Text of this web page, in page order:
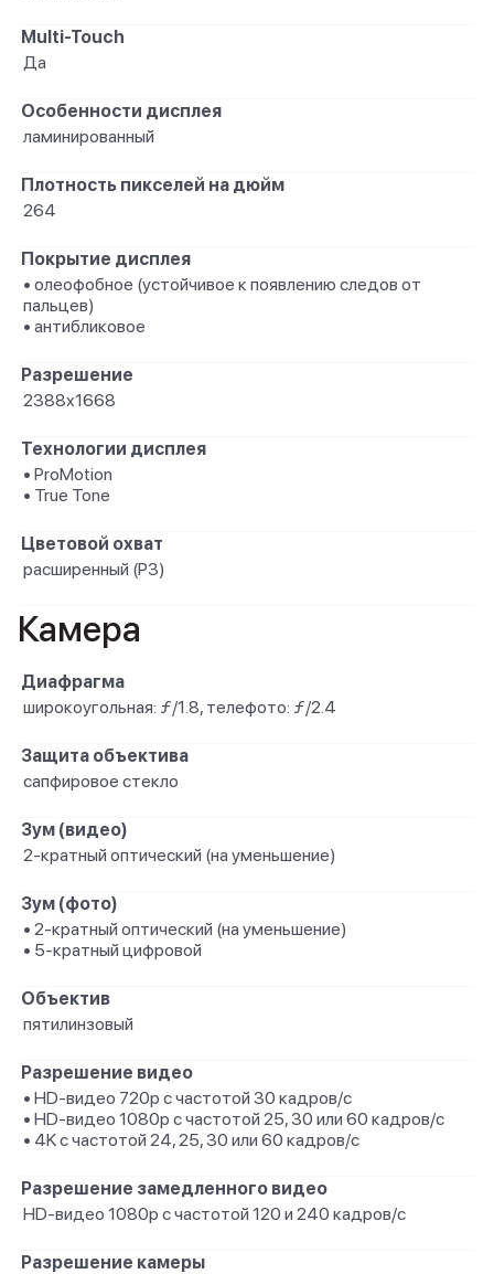
Multi-Touch
Да
Особенности дисплея
ламинированный
Плотность пикселей на дюйм
264
Покрытие дисплея
• олеофобное (устойчивое к появлению следов от
пальцев)
• антибликовое
Разрешение
2388x1668
Технологии дисплея
• ProMotion
• True Tone
Цветовой охват
расширенный (P3)
Камера
Диафрагма
широкоугольная: ƒ/1.8, телефото: ƒ/2.4
Защита объектива
сапфировое стекло
Зум (видео)
2-кратный оптический (на уменьшение)
Зум (фото)
• 2-кратный оптический (на уменьшение)
• 5-кратный цифровой
Объектив
пятилинзовый
Разрешение видео
• HD-видео 720p с частотой 30 кадров/ с
• HD-видео 1080p с частотой 25, 30 или 60 кадров/ с
• 4K с частотой 24, 25, 30 или 60 кадров/ с
Разрешение замедленного видео
HD-видео 1080р с частотой 120 и 240 кадров/ с
Разрешение камеры